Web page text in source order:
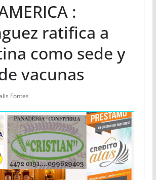
:
ratifica a
como sede y
vacunas
Fontes